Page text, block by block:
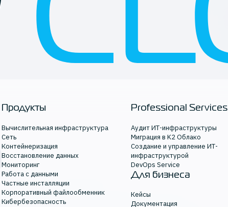
Продукты
Вычислительная инфраструктура
Сеть
Контейнеризация
Восстановление данных
Мониторинг
Работа с данными
Частные инсталляции
Корпоративный файлообменник
Кибербезопасность
Professional Services
Аудит ИТ-инфраструктуры
Миграция в K2 Облако
Создание и управление ИТ-
инфраструктурой
DevOps Service
Для бизнеса
Кейсы
Документация